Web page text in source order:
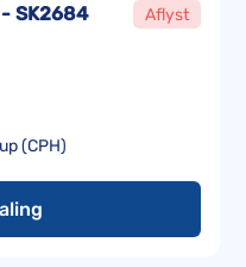
SK2684 Aflyst
(CPH)